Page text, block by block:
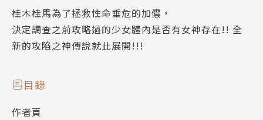
桂木桂馬為了拯救性命垂危的加儂，
決定調查之前攻略過的少女體內是否有女神存在!! 全
新的攻陷之神傳說就此展開!!!
目錄
作者頁